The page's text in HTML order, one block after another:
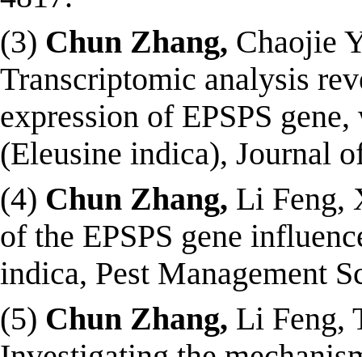
(3) Chun Zhang, Chaojie
Transcriptomic analysis
expression of EPSPS
(Eleusine indica), Journal
(4) Chun Zhang, Li Feng,
of the EPSPS gene
indica, Pest Management
(5) Chun Zhang, Li Feng,